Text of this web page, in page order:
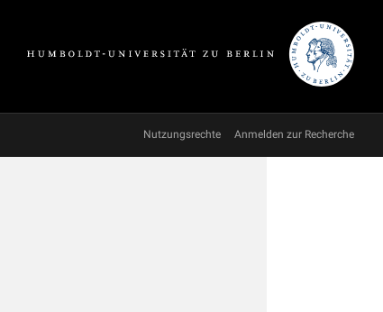
Nutzungsrechte Anmelden zur Recherche